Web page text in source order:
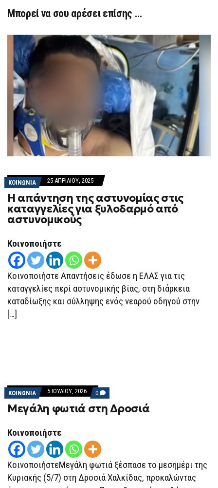
Μπορεί να σου αρέσει επίσης …
ΚΟΙΝΩΝΙΑ 25 ΑΠΡΙΛΊΟΥ, 2025
Η απάντηση της αστυνομίας στις
καταγγελίες για ξυλοδαρμό από
αστυνομικούς
Κοινοποιήστε
Κοινοποιήστε Απαντήσεις έδωσε η ΕΛΑΣ για τις
καταγγελίες περί αστυνομικής βίας, στη διάρκεια
καταδίωξης και σύλληψης ενός νεαρού οδηγού στην
[…]
ΚΟΙΝΩΝΙΑ 5 ΙΟΥΛΊΟΥ, 2026 0 COMMENTS
ON
ΜΕΓΆΛΗ
ΦΩΤΙΆ
Μεγάλη φωτιά στη Δροσιά
Κοινοποιήστε
ΚοινοποιήστεΜεγάλη φωτιά ξέσπασε το μεσημέρι της
Κυριακής (5/7) στη Δροσιά Χαλκίδας, προκαλώντας